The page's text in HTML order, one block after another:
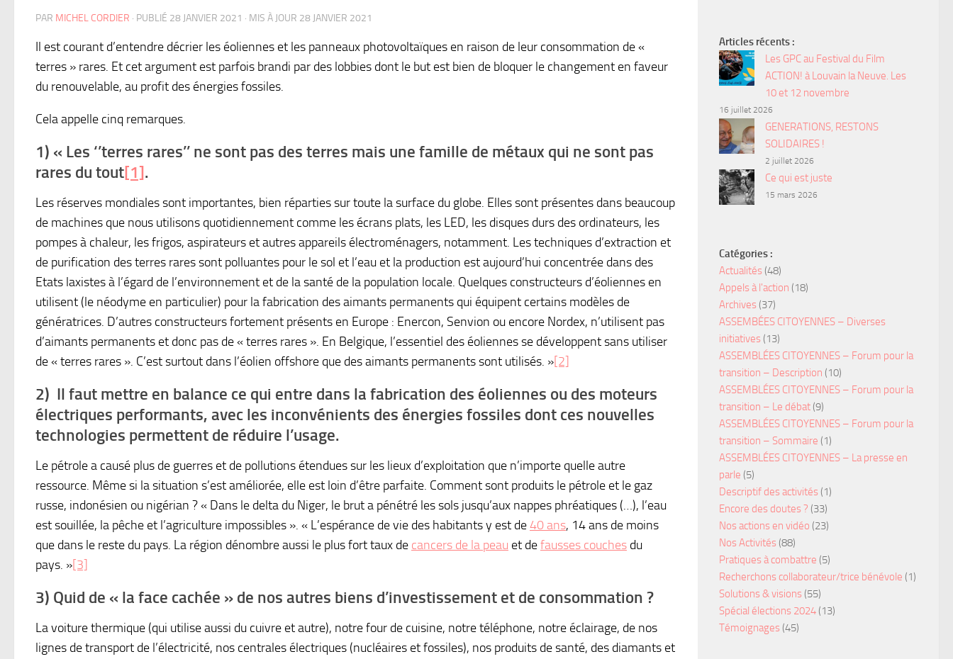
PAR MICHEL CORDIER · PUBLIÉ 28 JANVIER 2021 · MIS À JOUR 28 JANVIER 2021
Il est courant d’entendre décrier les éoliennes et les panneaux photovoltaïques en raison de leur consommation de «
terres » rares. Et cet argument est parfois brandi par des lobbies dont le but est bien de bloquer le changement en faveur
du renouvelable, au profit des énergies fossiles.
Cela appelle cinq remarques.
1) « Les ‘’terres rares’’ ne sont pas des terres mais une famille de métaux qui ne sont pas
rares du tout[1].
Les réserves mondiales sont importantes, bien réparties sur toute la surface du globe. Elles sont présentes dans beaucoup
de machines que nous utilisons quotidiennement comme les écrans plats, les LED, les disques durs des ordinateurs, les
pompes à chaleur, les frigos, aspirateurs et autres appareils électroménagers, notamment. Les techniques d’extraction et
de purification des terres rares sont polluantes pour le sol et l’eau et la production est aujourd’hui concentrée dans des
Etats laxistes à l’égard de l’environnement et de la santé de la population locale. Quelques constructeurs d’éoliennes en
utilisent (le néodyme en particulier) pour la fabrication des aimants permanents qui équipent certains modèles de
génératrices. D’autres constructeurs fortement présents en Europe : Enercon, Senvion ou encore Nordex, n’utilisent pas
d’aimants permanents et donc pas de « terres rares ». En Belgique, l’essentiel des éoliennes se développent sans utiliser
de « terres rares ». C’est surtout dans l’éolien offshore que des aimants permanents sont utilisés. »[2]
2) Il faut mettre en balance ce qui entre dans la fabrication des éoliennes ou des moteurs
électriques performants, avec les inconvénients des énergies fossiles dont ces nouvelles
technologies permettent de réduire l’usage.
Le pétrole a causé plus de guerres et de pollutions étendues sur les lieux d’exploitation que n’importe quelle autre
ressource. Même si la situation s’est améliorée, elle est loin d’être parfaite. Comment sont produits le pétrole et le gaz
russe, indonésien ou nigérian ? « Dans le delta du Niger, le brut a pénétré les sols jusqu’aux nappes phréatiques (…), l’eau
est souillée, la pêche et l’agriculture impossibles ». « L’espérance de vie des habitants y est de40 ans, 14 ans de moins
que dans le reste du pays. La région dénombre aussi le plus fort taux de cancers de la peau et defausses couches du
pays. »[3]
3) Quid de « la face cachée » de nos autres biens d’investissement et de consommation ?
La voiture thermique (qui utilise aussi du cuivre et autre), notre four de cuisine, notre téléphone, notre éclairage, de nos
lignes de transport de l’électricité, nos centrales électriques (nucléaires et fossiles), nos produits de santé, des diamants et
Articles récents :
Les GPC au Festival du Film
ACTION! à Louvain la Neuve. Les
10 et 12 novembre
16 juillet 2026
GENERATIONS, RESTONS
SOLIDAIRES !
2 juillet 2026
Ce qui est juste
15 mars 2026
Catégories :
Actualités (48)
Appels à l'action (18)
Archives (37)
ASSEMBÉES CITOYENNES – Diverses
initiatives (13)
ASSEMBLÉES CITOYENNES – Forum pour la
transition – Description (10)
ASSEMBLÉES CITOYENNES – Forum pour la
transition – Le débat (9)
ASSEMBLÉES CITOYENNES – Forum pour la
transition – Sommaire (1)
ASSEMBLÉES CITOYENNES – La presse en
parle (5)
Descriptif des activités (1)
Encore des doutes ? (33)
Nos actions en vidéo (23)
Nos Activités (88)
Pratiques à combattre (5)
Recherchons collaborateur/trice bénévole (1)
Solutions & visions (55)
Spécial élections 2024 (13)
Témoignages (45)